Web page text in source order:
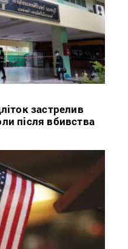
застрелив
після вбивства